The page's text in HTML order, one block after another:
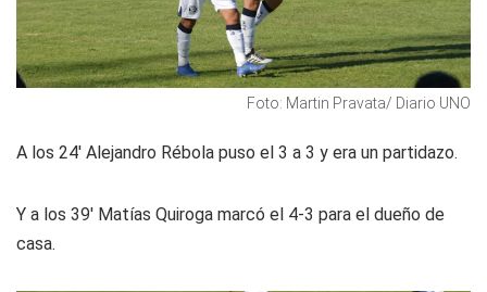
Foto: Martin Pravata/ Diario UNO
A los 24' Alejandro Rébola puso el 3 a 3 y era un partidazo.
Y a los 39' Matías Quiroga marcó el 4-3 para el dueño de
casa.